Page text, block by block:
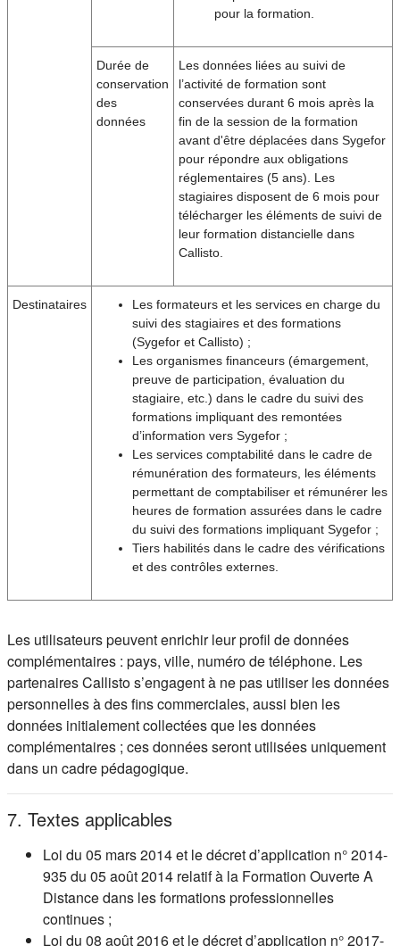
pour la formation.
Durée de
conservation
des
données
Les données liées au suivi de
l’activité de formation sont
conservées durant 6 mois après la
fin de la session de la formation
avant d'être déplacées dans Sygefor
pour répondre aux obligations
réglementaires (5 ans). Les
stagiaires disposent de 6 mois pour
télécharger les éléments de suivi de
leur formation distancielle dans
Callisto.
Destinataires
Les formateurs et les services en charge du
suivi des stagiaires et des formations
(Sygefor et Callisto) ;
Les organismes financeurs (émargement,
preuve de participation, évaluation du
stagiaire, etc.) dans le cadre du suivi des
formations impliquant des remontées
d’information vers Sygefor ;
Les services comptabilité dans le cadre de
rémunération des formateurs, les éléments
permettant de comptabiliser et rémunérer les
heures de formation assurées dans le cadre
du suivi des formations impliquant Sygefor ;
Tiers habilités dans le cadre des vérifications
et des contrôles externes.
Les utilisateurs peuvent enrichir leur profil de données
complémentaires : pays, ville, numéro de téléphone. Les
partenaires Callisto s’engagent à ne pas utiliser les données
personnelles à des fins commerciales, aussi bien les
données initialement collectées que les données
complémentaires ; ces données seront utilisées uniquement
dans un cadre pédagogique.
7. Textes applicables
Loi du 05 mars 2014 et le décret d’application n° 2014-
935 du 05 août 2014 relatif à la Formation Ouverte A
Distance dans les formations professionnelles
continues ;
Loi du 08 août 2016 et le décret d’application n° 2017-